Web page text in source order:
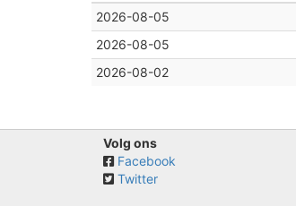
2026-08-05
2026-08-05
2026-08-02
Volg ons
Facebook
Twitter